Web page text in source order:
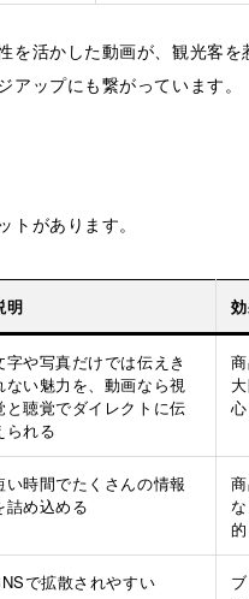
を活かした動画が、観光客
ップにも繋がっています。
があります。
明
字や写真だけでは伝えき
ない魅力を、動画なら視
と聴覚でダイレクトに伝
られる
い時間でたくさんの情報
詰め込める
で拡散されやすい